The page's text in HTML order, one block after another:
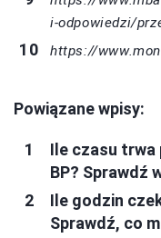
i-odpowiedzi/
https://
Powiązane wpisy:
Ile czasu trwa
BP? Sprawdź
Ile godzin
Sprawdź, co